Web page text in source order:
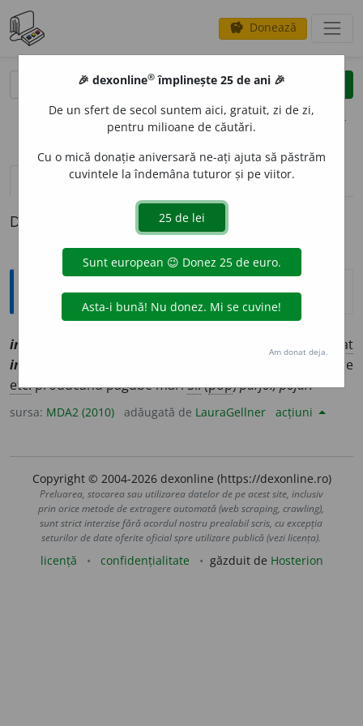
savings Donează
clear
opțiuni
definiții (1) pronunțievolume_up (50)
Definiția cu ID-ul 1109383:
Explicative DEX
inc
lat
incendium
] Foc mare care cuprinde o clădire, o pădure
etc.producând pagube mariSi:(pop)pârjol, pojar.
sursa: MDA2 (2010) adăugată de LauraGellner acțiuni
Copyright © 2004-2026 dexonline (https://dexonline.ro)
Preluarea, stocarea sau utilizarea datelor de pe acest site, inclusiv
prin orice metode de extragere automată (web scraping, crawling),
sunt strict interzise fără acordul nostru prealabil scris, cu excepția
seturilor de date oferite oficial spre utilizare publică (vezi licența).
licență confidențialitate găzduit de Hosterion
🎉 dexonline® împlinește 25 de ani 🎉
De un sfert de secol suntem aici, gratuit, zi de zi,
pentru milioane de căutări.
Cu o mică donație aniversară ne-ați ajuta să păstrăm
cuvintele la îndemâna tuturor și pe viitor.
Am donat deja.